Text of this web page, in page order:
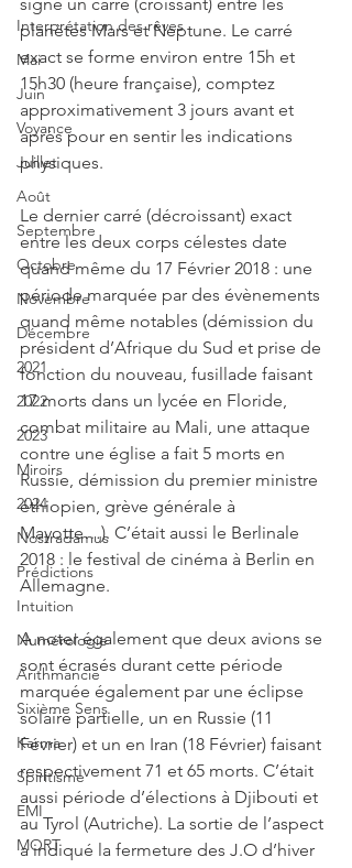
Interprétation des rêves
Mai
Juin
Voyance
Juillet
Août
Septembre
Octobre
Novembre
Décembre
2021
2022
2023
Miroirs
2024
Nostradamus
Prédictions
Intuition
Numérologie
Arithmancie
Sixième Sens
Karma
Spiritisme
EMI
MORT
planètes Mars et Neptune. Le carré
exact se forme environ entre 15h et
15h30 (heure française), comptez
approximativement 3 jours avant et
après pour en sentir les indications
physiques.
Le dernier carré (décroissant) exact
entre les deux corps célestes date
quand même du 17 Février 2018 : une
période marquée par des évènements
quand même notables (démission du
président d’Afrique du Sud et prise de
fonction du nouveau, fusillade faisant
17 morts dans un lycée en Floride,
combat militaire au Mali, une attaque
contre une église a fait 5 morts en
Russie, démission du premier ministre
éthiopien, grève générale à
Mayotte…). C’était aussi le Berlinale
2018 : le festival de cinéma à Berlin en
Allemagne.
A noter également que deux avions se
sont écrasés durant cette période
marquée également par une éclipse
solaire partielle, un en Russie (11
Février) et un en Iran (18 Février) faisant
respectivement 71 et 65 morts. C’était
aussi période d’élections à Djibouti et
au Tyrol (Autriche). La sortie de l’aspect
a indiqué la fermeture des J.O d’hiver